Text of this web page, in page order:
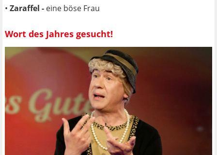
• Zaraffel - eine böse Frau
Wort des Jahres gesucht!